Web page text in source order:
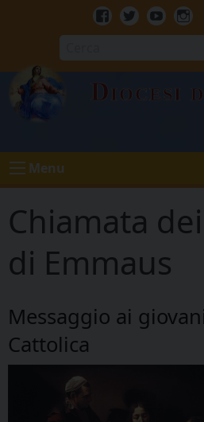
Facebook
Twitter
Diocesi
Menu
Chiamata
di Emmaus
Messaggio ai
Cattolica